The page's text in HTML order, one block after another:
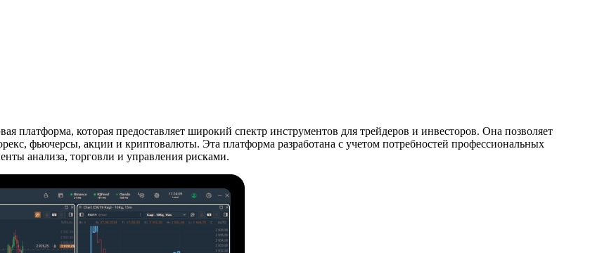
платформа, которая предоставляет широкий спектр инструментов для трейдеров и инвесторов. Она позволяет
фьючерсы, акции и криптовалюты. Эта платформа разработана с учетом потребностей профессиональных
анализа, торговли и управления рисками.